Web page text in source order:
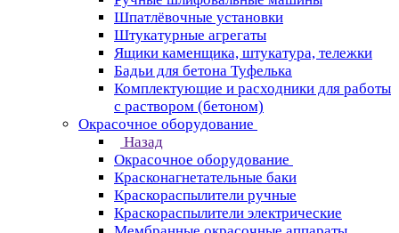
Шпатлёвочные установки
Штукатурные агрегаты
Ящики каменщика, штукатура, тележки
Бадьи для бетона Туфелька
Комплектующие и расходники для работы
с раствором (бетоном)
Окрасочное оборудование
Назад
Окрасочное оборудование
Красконагнетательные баки
Краскораспылители ручные
Краскораспылители электрические